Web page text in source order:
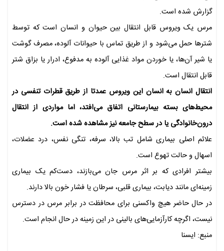
گزارش شده است.
مرس یک ویروس قابل انتقال بین حیوان و انسان است که توسط
شترها حمل می‌شود و از طریق تماس با حیوانات آلوده، مصرف گوشت
یا شیر آن‌ها، یا خوردن مواد غذایی آلوده به مدفوع، ادرار یا بزاق شتر
قابل انتقال است.
انتقال انسان به انسان این ویروس عمدتا از طریق قطرات تنفسی در
محیط‌های بسته بیمارستانی اتفاق می‌افتد، اما مواردی از انتقال
درون‌خانوادگی یا در سطح جامعه نیز مشاهده شده است.
علائم اصلی بیماری شامل تب بالا، سرفه، تنگی نفس، درد عضلات،
اسهال و حالت تهوع است.
بیشتر افرادی که بر اثر مرس جان می‌بازند، دست‌کم یک بیماری
زمینه‌ای مانند دیابت، بیماری قلبی، سرطان یا فشار خون بالا دارند.
در حال حاضر هیچ واکسنی برای محافظت در برابر مرس در دسترس
نیست، اگرچه کارآزمایی‌های بالینی در این زمینه در حال انجام است.
منبع: ایسنا